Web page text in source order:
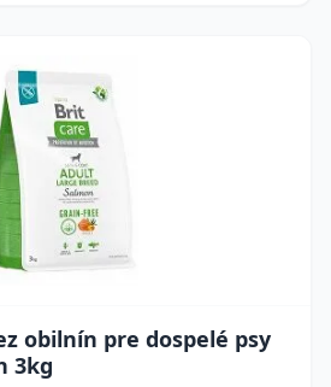
obilnín pre dospelé psy
3kg